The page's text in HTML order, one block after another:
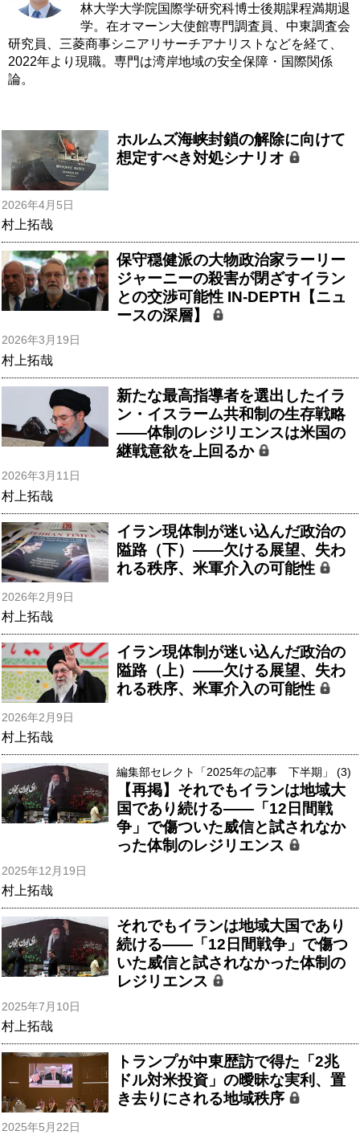
林大学大学院国際学研究科博士後期課程満期退
学。在オマーン大使館専門調査員、中東調査会
研究員、三菱商事シニアリサーチアナリストなどを経て、
2022年より現職。専門は湾岸地域の安全保障・国際関係
論。
ホルムズ海峡封鎖の解除に向けて
想定すべき対処シナリオ
2026年4月5日
村上拓哉
保守穏健派の大物政治家ラーリー
ジャーニーの殺害が閉ざすイラン
との交渉可能性 IN-DEPTH【ニュ
ースの深層】
2026年3月19日
村上拓哉
新たな最高指導者を選出したイラ
ン・イスラーム共和制の生存戦略
――体制のレジリエンスは米国の
継戦意欲を上回るか
2026年3月11日
村上拓哉
イラン現体制が迷い込んだ政治の
隘路（下）――欠ける展望、失わ
れる秩序、米軍介入の可能性
2026年2月9日
村上拓哉
イラン現体制が迷い込んだ政治の
隘路（上）――欠ける展望、失わ
れる秩序、米軍介入の可能性
2026年2月9日
村上拓哉
編集部セレクト「2025年の記事 下半期」 (3)
【再掲】それでもイランは地域大
国であり続ける――「12日間戦
争」で傷ついた威信と試されなか
った体制のレジリエンス
2025年12月19日
村上拓哉
それでもイランは地域大国であり
続ける――「12日間戦争」で傷つ
いた威信と試されなかった体制の
レジリエンス
2025年7月10日
村上拓哉
トランプが中東歴訪で得た「2兆
ドル対米投資」の曖昧な実利、置
き去りにされる地域秩序
2025年5月22日